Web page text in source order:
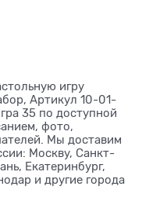
игру
Артикул 10-01-
35 по доступной
фото,
Мы доставим
Москву, Санкт-
Екатеринбург,
и другие города